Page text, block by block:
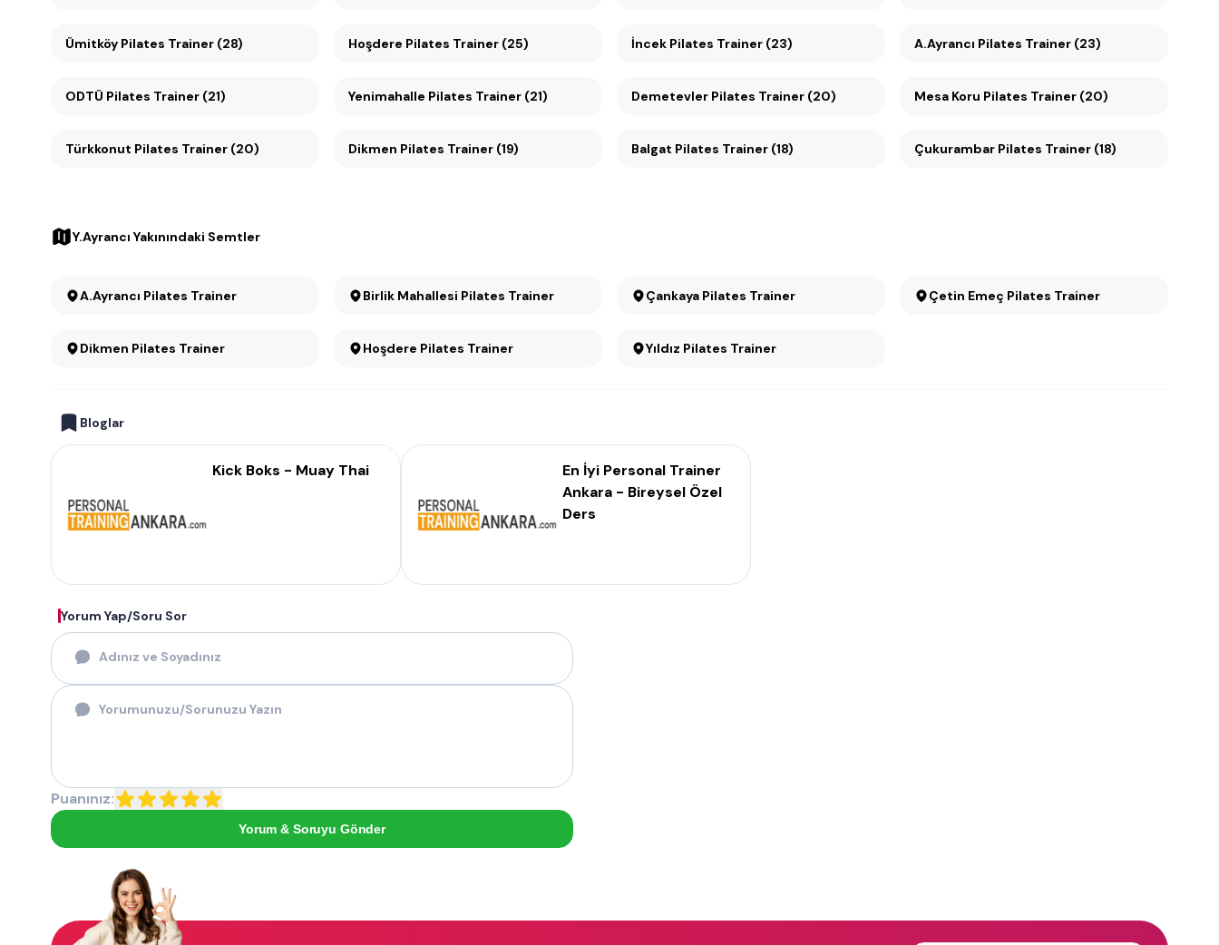
Ümitköy Pilates Trainer (28) Hoşdere Pilates Trainer (25) İncek Pilates Trainer (23) A.Ayrancı Pilates Trainer (23)
ODTÜ Pilates Trainer (21) Yenimahalle Pilates Trainer (21) Demetevler Pilates Trainer (20) Mesa Koru Pilates Trainer (20)
Türkkonut Pilates Trainer (20) Dikmen Pilates Trainer (19) Balgat Pilates Trainer (18) Çukurambar Pilates Trainer (18)
Y.Ayrancı Yakınındaki Semtler
A.Ayrancı Pilates Trainer Birlik Mahallesi Pilates Trainer Çankaya Pilates Trainer Çetin Emeç Pilates Trainer
Dikmen Pilates Trainer Hoşdere Pilates Trainer Yıldız Pilates Trainer
Bloglar
Kick Boks - Muay Thai
En İyi Personal Trainer
Ankara - Bireysel Özel
Ders
Yorum Yap/Soru Sor
Puanınız:
Yorum & Soruyu Gönder